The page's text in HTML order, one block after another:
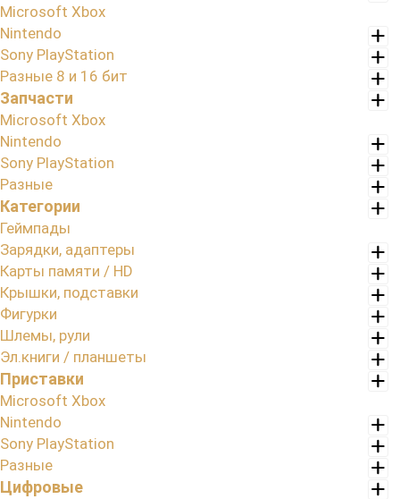
Microsoft Xbox
Nintendo
Sony PlayStation
Разные 8 и 16 бит
Запчасти
Microsoft Xbox
Nintendo
Sony PlayStation
Разные
Категории
Геймпады
Зарядки, адаптеры
Карты памяти / HD
Крышки, подставки
Фигурки
Шлемы, рули
Эл.книги / планшеты
Приставки
Microsoft Xbox
Nintendo
Sony PlayStation
Разные
Цифровые